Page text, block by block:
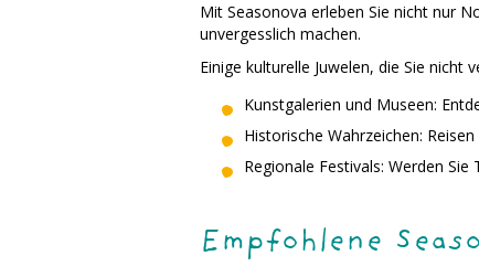
Mit Seasonova erleben Sie nicht nur
unvergesslich machen.
Einige kulturelle Juwelen, die Sie nicht
Kunstgalerien und Museen:
Historische Wahrzeichen:
Regionale Festivals: Werden
Empfohlene